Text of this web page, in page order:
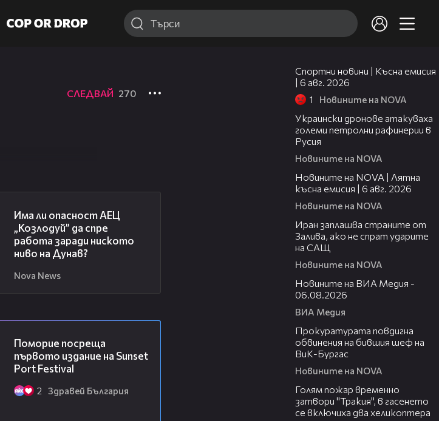
СЛЕДВАЙ 270
Има ли опасност АЕЦ
„Козлодуй” да спре
работа заради ниското
ниво на Дунав?
Nova News
Поморие посреща
първото издание на Sunset
Port Festival
2 Здравей България
Спортни новини | Късна емисия
| 6 авг. 2026
1 Новините на NOVA
Украински дронове атакуваха
големи петролни рафинерии в
Русия
Новините на NOVA
Новините на NOVA | Лятна
късна емисия | 6 авг. 2026
Новините на NOVA
Иран заплашва страните от
Залива, ако не спрат ударите
на САЩ
Новините на NOVA
Новините на ВИА Медия -
06.08.2026
ВИА Медия
Прокуратурата повдигна
обвинения на бившия шеф на
ВиК-Бургас
Новините на NOVA
Голям пожар временно
затвори "Тракия", в гасенето
се включиха два хеликоптера